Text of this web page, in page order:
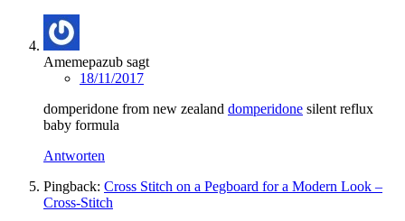
Amemepazub sagt
18/11/2017
domperidone from new zealand domperidone silent reflux
baby formula
Antworten
Pingback: Cross Stitch on a Pegboard for a Modern Look –
Cross-Stitch